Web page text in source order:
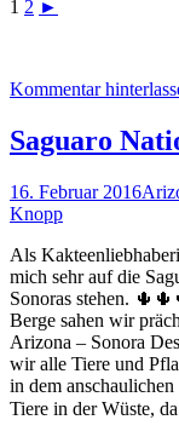
1 2 ►
Kommentar
Saguaro
16. Februar 2016
Knopp
Als
mich sehr auf die
Sonoras stehen.
Berge sahen wir
Arizona – Sonora
wir alle Tiere und
in dem
Tiere in der Wüste,